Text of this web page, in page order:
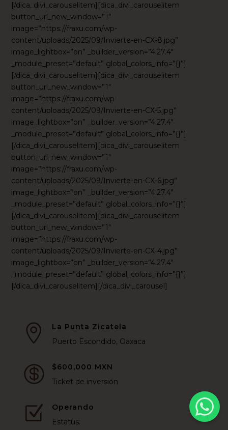
[/dica_divi_carouselitem][dica_divi_carouselitem
button_url_new_window=”1″
image=”https://fraxu.com/wp-
content/uploads/2025/09/Invierte-en-CX-8.jpg”
image_lightbox=”on” _builder_version=”4.27.4″
_module_preset=”default” global_colors_info=”{}”]
[/dica_divi_carouselitem][dica_divi_carouselitem
button_url_new_window=”1″
image=”https://fraxu.com/wp-
content/uploads/2025/09/Invierte-en-CX-5.jpg”
image_lightbox=”on” _builder_version=”4.27.4″
_module_preset=”default” global_colors_info=”{}”]
[/dica_divi_carouselitem][dica_divi_carouselitem
button_url_new_window=”1″
image=”https://fraxu.com/wp-
content/uploads/2025/09/Invierte-en-CX-6.jpg”
image_lightbox=”on” _builder_version=”4.27.4″
_module_preset=”default” global_colors_info=”{}”]
[/dica_divi_carouselitem][dica_divi_carouselitem
button_url_new_window=”1″
image=”https://fraxu.com/wp-
content/uploads/2025/09/Invierte-en-CX-4.jpg”
image_lightbox=”on” _builder_version=”4.27.4″
_module_preset=”default” global_colors_info=”{}”]
[/dica_divi_carouselitem][/dica_divi_carousel]

La Punta Zicatela
Puerto Escondido, Oaxaca

$600,000 MXN
Ticket de inversión
Z
Operando
Estatus: